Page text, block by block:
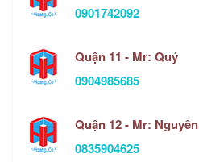
0901742092
Quận 11 - Mr: Quý
0904985685
Quận 12 - Mr: Nguyên
0835904625